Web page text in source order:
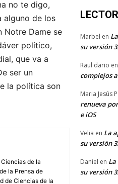
no te digo,
alguno de los
Notre Dame se
político,
que va a
ser un
la política son
de la
la Prensa de
de Ciencias de la
Marbel en
su versión
Raul dario en
complejos
Maria Jesús
renueva
e iOS
Velia en La
su versión
Daniel en La
su versión